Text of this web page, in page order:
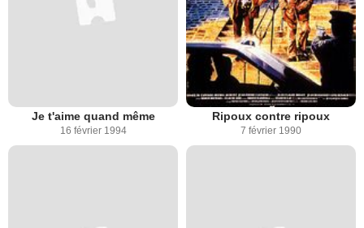
Je t'aime quand même
16 février 1994
Ripoux contre ripoux
7 février 1990